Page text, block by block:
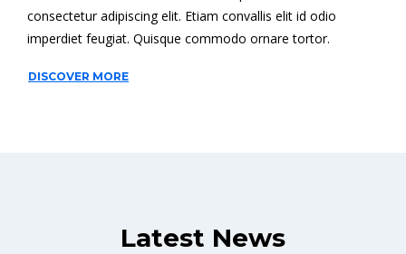
consectetur adipiscing elit. Etiam convallis elit id odio
imperdiet feugiat. Quisque commodo ornare tortor.
DISCOVER MORE
Latest News